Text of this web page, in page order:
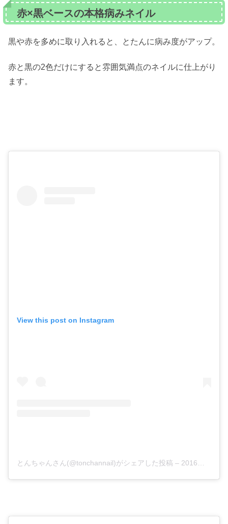
赤×黒ベースの本格病みネイル
黒や赤を多めに取り入れると、とたんに病み度がアップ。
赤と黒の2色だけにすると雰囲気満点のネイルに仕上がり
ます。
View this post on Instagram
とんちゃんさん(@tonchannail)がシェアした投稿 – 2016年10月月4日午前1時38分PDT